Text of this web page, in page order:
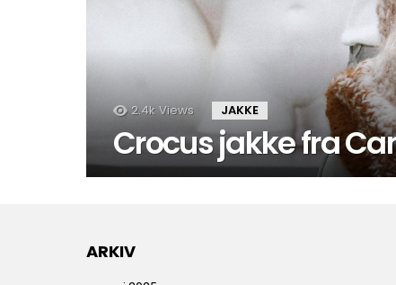
2.4k Views JAKKE
Crocus jakke fra
ARKIV